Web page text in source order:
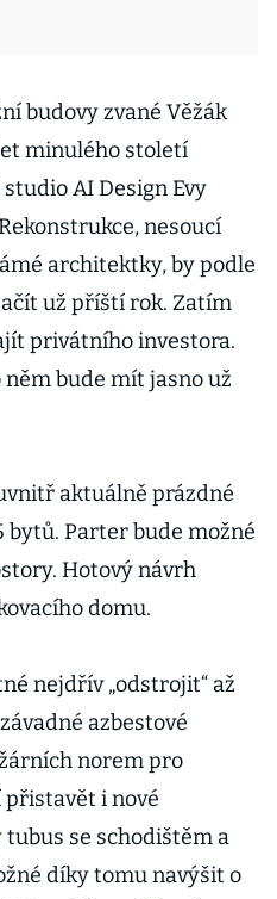
budovy zvané Věžák
minulého století
AI Design Evy
nesoucí
architektky, by podle
už příští rok. Zatím
privátního investora.
něm bude mít jasno už
aktuálně prázdné
bytů. Parter bude možné
Hotový návrh
domu.
nejdřív „odstrojit“ až
azbestové
norem pro
přistavět i nové
se schodištěm a
díky tomu navýšit o